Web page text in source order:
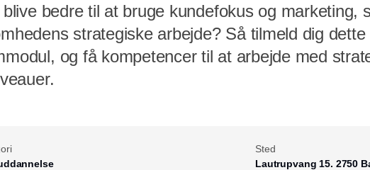
bedre til at bruge kundefokus og marketing,
strategiske arbejde? Så tilmeld dig
og få kompetencer til at arbejde med
Sted
Lautrupvang 15. 2750